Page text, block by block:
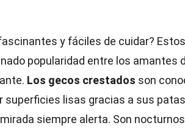
y fáciles de cuidar? Estos
popularidad entre los amantes
Los gecos crestados son
superficies lisas gracias a sus patas
siempre alerta. Son